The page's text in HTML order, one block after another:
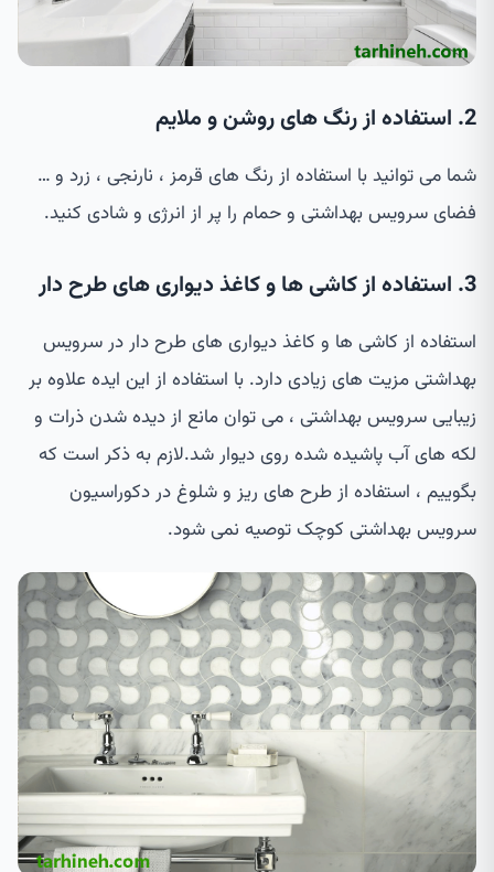
2. استفاده از رنگ های روشن و ملایم
شما می توانید با استفاده از رنگ های قرمز ، نارنجی ، زرد و …
فضای سرویس بهداشتی و حمام را پر از انرژی و شادی کنید.
3. استفاده از کاشی ها و کاغذ دیواری های طرح دار
استفاده از کاشی ها و کاغذ دیواری های طرح دار در سرویس
بهداشتی مزیت های زیادی دارد. با استفاده از این ایده علاوه بر
زیبایی سرویس بهداشتی ، می توان مانع از دیده شدن ذرات و
لکه های آب پاشیده شده روی دیوار شد.لازم به ذکر است که
بگوییم ، استفاده از طرح های ریز و شلوغ در دکوراسیون
سرویس بهداشتی کوچک توصیه نمی شود.